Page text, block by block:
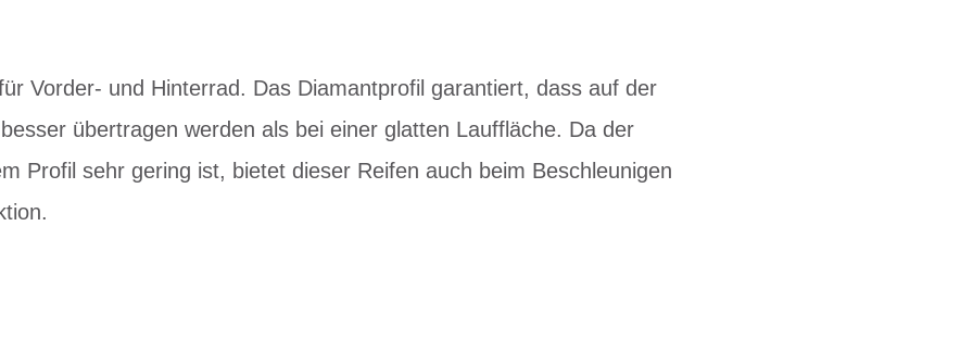
Vorder- und Hinterrad. Das Diamantprofil garantiert, dass auf der
übertragen werden als bei einer glatten Lauffläche. Da der
Profil sehr gering ist, bietet dieser Reifen auch beim Beschleunigen